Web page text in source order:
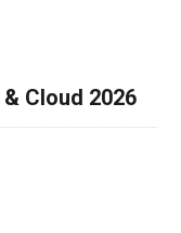
Cloud 2026